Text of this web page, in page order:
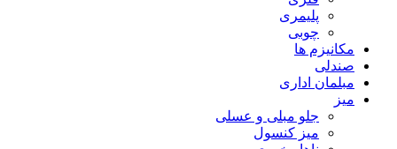
پلیمری
چوبی
مکانیزم ها
صندلی
مبلمان اداری
میز
جلو مبلی و عسلی
میز کنسول